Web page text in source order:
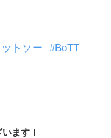
トソー
#BoTT
ます！